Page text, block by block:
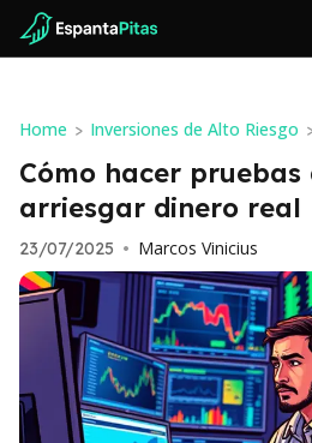
Home > Inversiones de Alto Riesgo
Cómo hacer pruebas
arriesgar dinero real
23/07/2025 • Marcos Vinicius